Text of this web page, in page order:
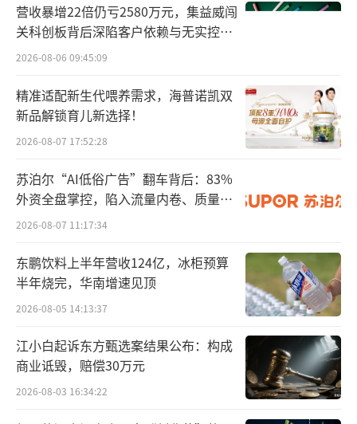
营收暴增22倍仍亏2580万元，集益威闯
关科创板背后深陷客户依赖与无实控人
困局
2026-08-06 09:45:09
精准适配新生代喂养需求，海普诺凯双
新品解锁育儿新选择！
2026-08-07 17:52:28
苏泊尔“AI低俗广告”翻车背后：83%
外资全盘掌控，陷入流量内卷、质量频
发的负循环
2026-08-07 11:17:34
东鹏饮料上半年营收124亿，冰柜预算
半年烧完，华南增速见顶
2026-08-05 14:13:37
江小白起诉东方甄选案结果公布：构成
商业诋毁，赔偿30万元
2026-08-03 16:34:22